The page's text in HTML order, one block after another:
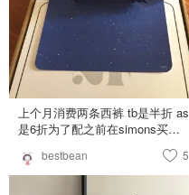
来的650分左右换成了$13给我
用，明年到期，不知道是不是常
规操作，老客户可以告诉我一下
～
的厨房纸。家属说这就是抹布😂
但其实不会像抹布那样，用了几
次就黏油。每次都很好清洗。我
个人还是挺喜欢这个东西的～ 2⃣️
一个装饰的纸台灯。很小清新风
的美貌。留着以后送人当个小礼
物～ 3⃣️一个diffuser。味道是sea
current。店里有所有味道的样
品，但是这款没有现货。这个是
和店员预订了之后过了几天寄到
家里的。当天把五六个味道都闻
上个月消费两条西裤 tb是半折 as
是6折为了配之前在simons买的
上班穿吧……
bestbean 5